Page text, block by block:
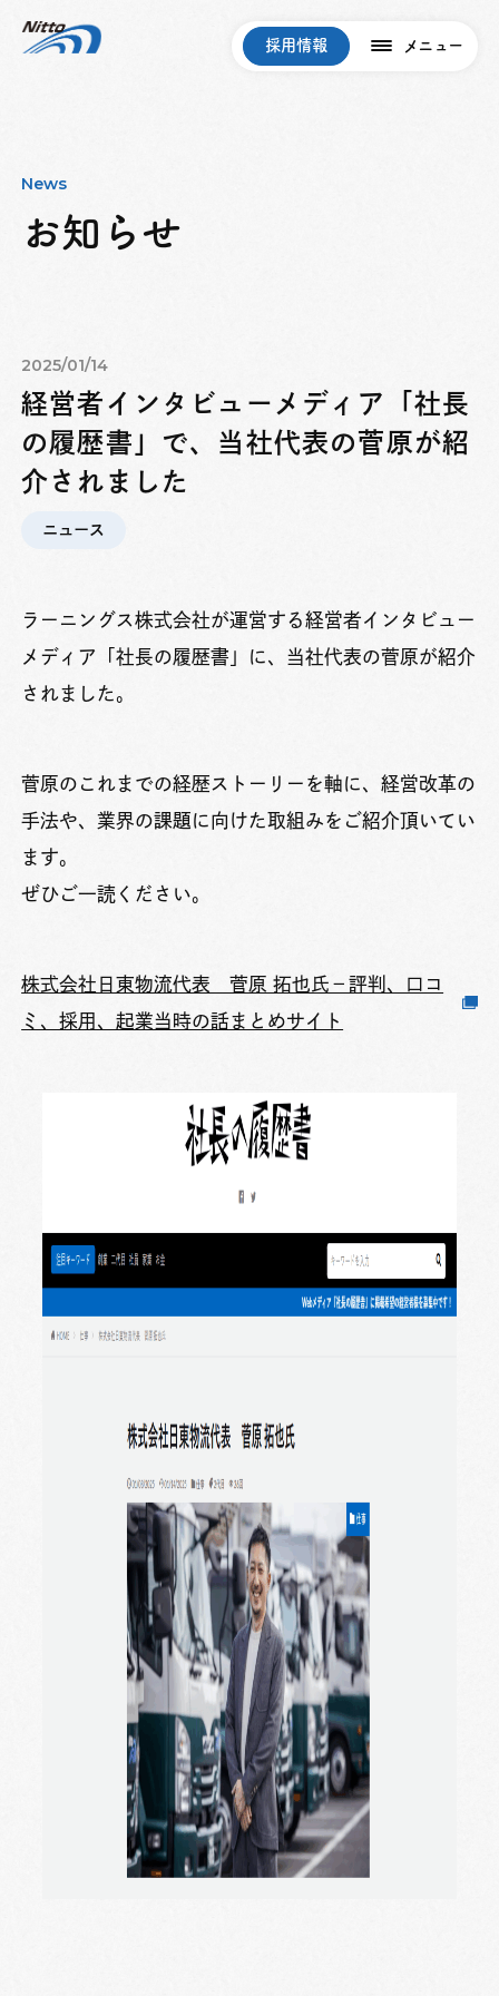
メニュー
採用情報
News
お知らせ
2025/01/14
経営者インタビューメディア「社長
の履歴書」で、当社代表の菅原が紹
介されました
ニュース
ラーニングス株式会社が運営する経営者インタビュー
メディア「社長の履歴書」に、当社代表の菅原が紹介
されました。
菅原のこれまでの経歴ストーリーを軸に、経営改革の
手法や、業界の課題に向けた取組みをご紹介頂いてい
ます。
ぜひご一読ください。
株式会社日東物流代表 菅原 拓也氏－評判、口コ
ミ、採用、起業当時の話まとめサイト